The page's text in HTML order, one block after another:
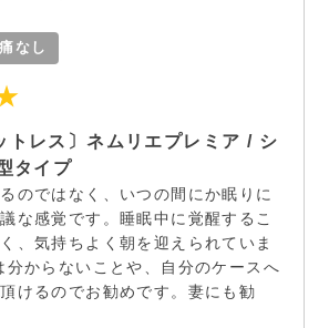
なし
トレス〕ネムリエプレミア / シ
タイプ
のではなく、いつの間にか眠りに
な感覚です。睡眠中に覚醒するこ
、気持ちよく朝を迎えられていま
分からないことや、自分のケースへ
けるのでお勧めです。妻にも勧